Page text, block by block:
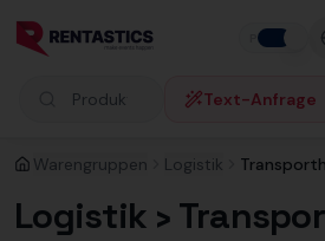
Produkte suchen Text-Anfrage
Warengruppen Logistik
Logistik ›